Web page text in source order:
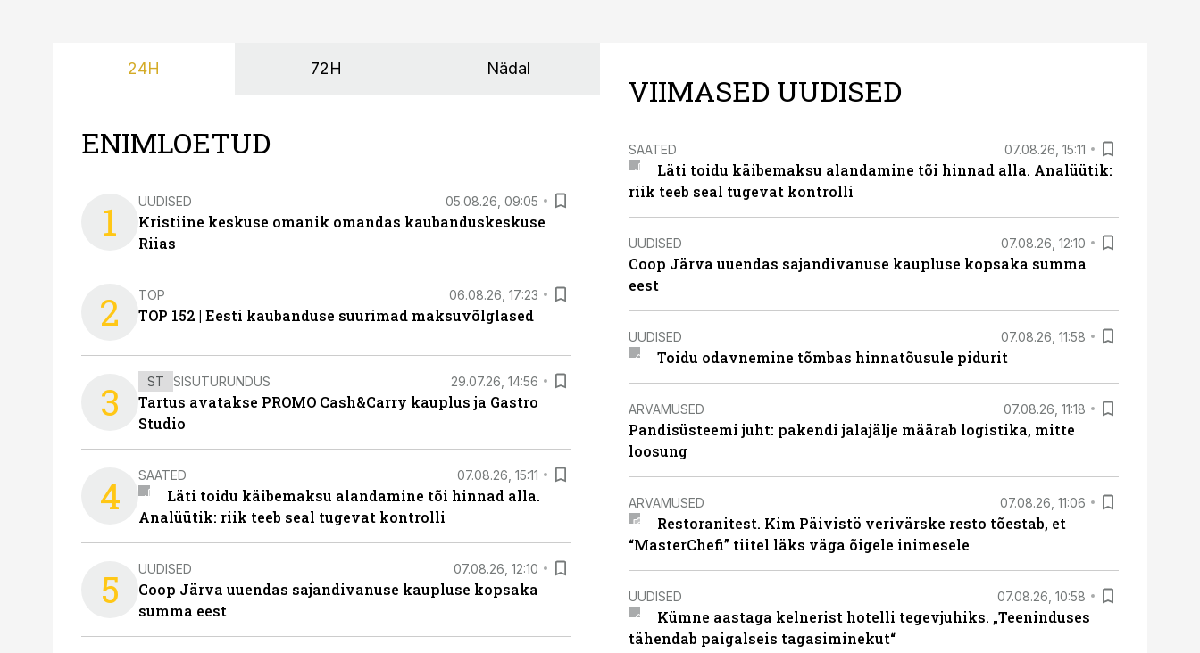
24H 72H Nädal
ENIMLOETUD
1 UUDISED 05.08.26, 09:05
Kristiine keskuse omanik omandas kaubanduskeskuse
Riias
2 TOP 06.08.26, 17:23
TOP 152 | Eesti kaubanduse suurimad maksuvõlglased
3 ST SISUTURUNDUS 29.07.26, 14:56
Tartus avatakse PROMO Cash&Carry kauplus ja Gastro
Studio
4 SAATED 07.08.26, 15:11
Läti toidu käibemaksu alandamine tõi hinnad alla.
Analüütik: riik teeb seal tugevat kontrolli
5 UUDISED 07.08.26, 12:10
Coop Järva uuendas sajandivanuse kaupluse kopsaka
summa eest
VIIMASED UUDISED
SAATED 07.08.26, 15:11
Läti toidu käibemaksu alandamine tõi hinnad alla. Analüütik:
riik teeb seal tugevat kontrolli
UUDISED 07.08.26, 12:10
Coop Järva uuendas sajandivanuse kaupluse kopsaka summa
eest
UUDISED 07.08.26, 11:58
Toidu odavnemine tõmbas hinnatõusule pidurit
ARVAMUSED 07.08.26, 11:18
Pandisüsteemi juht: pakendi jalajälje määrab logistika, mitte
loosung
ARVAMUSED 07.08.26, 11:06
Restoranitest. Kim Päivistö verivärske resto tõestab, et
“MasterChefi” tiitel läks väga õigele inimesele
UUDISED 07.08.26, 10:58
Kümne aastaga kelnerist hotelli tegevjuhiks. „Teeninduses
tähendab paigalseis tagasiminekut“